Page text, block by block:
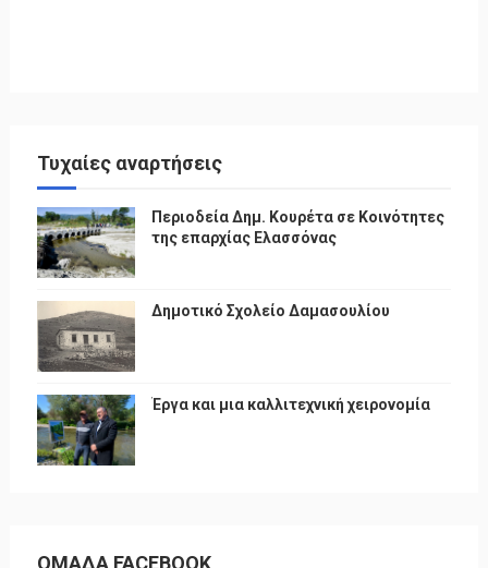
Τυχαίες αναρτήσεις
Περιοδεία Δημ. Κουρέτα σε Κοινότητες
της επαρχίας Ελασσόνας
Δημοτικό Σχολείο Δαμασουλίου
Έργα και μια καλλιτεχνική χειρονομία
ΟΜΑΔΑ FACEBOOK